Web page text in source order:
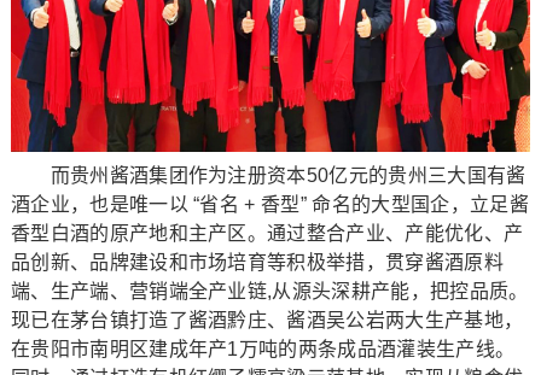
而贵州酱酒集团作为注册资本50亿元的贵州三大国有酱
酒企业，也是唯一以 “省名 + 香型” 命名的大型国企，立足酱
香型白酒的原产地和主产区。通过整合产业、产能优化、产
品创新、品牌建设和市场培育等积极举措，贯穿酱酒原料
端、生产端、营销端全产业链,从源头深耕产能，把控品质。
现已在茅台镇打造了酱酒黔庄、酱酒吴公岩两大生产基地，
在贵阳市南明区建成年产1万吨的两条成品酒灌装生产线。